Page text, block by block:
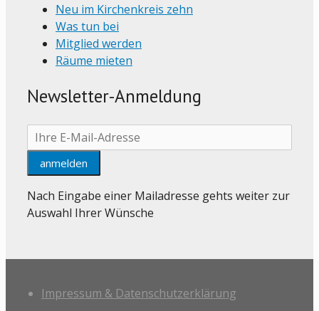
Neu im Kirchenkreis zehn
Was tun bei
Mitglied werden
Räume mieten
Newsletter-Anmeldung
Nach Eingabe einer Mailadresse gehts weiter zur
Auswahl Ihrer Wünsche
Impressum & Datenschutzerklärung